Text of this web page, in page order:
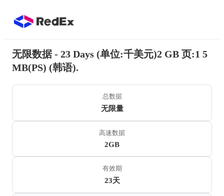
无限数据 - 23 Days (单位:千美元)2 GB 页:1 5
MB(PS) (韩语).
总数据
无限量
高速数据
2GB
有效期
23天